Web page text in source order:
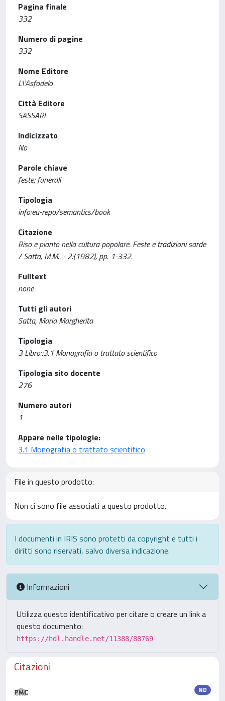
Pagina finale
332
Numero di pagine
332
Nome Editore
L\'Asfodelo
Città Editore
SASSARI
Indicizzato
No
Parole chiave
feste; funerali
Tipologia
info:eu-repo/semantics/book
Citazione
Riso e pianto nella cultura popolare. Feste e tradizioni sarde
/ Satta, M.M.. - 2:(1982), pp. 1-332.
Fulltext
none
Tutti gli autori
Satta, Maria Margherita
Tipologia
3 Libro::3.1 Monografia o trattato scientifico
Tipologia sito docente
276
Numero autori
1
Appare nelle tipologie:
3.1 Monografia o trattato scientifico
File in questo prodotto:
Non ci sono file associati a questo prodotto.
I documenti in IRIS sono protetti da copyright e tutti i
diritti sono riservati, salvo diversa indicazione.
Informazioni
Utilizza questo identificativo per citare o creare un link a
questo documento:
https://hdl.handle.net/11388/88769
Citazioni
ND